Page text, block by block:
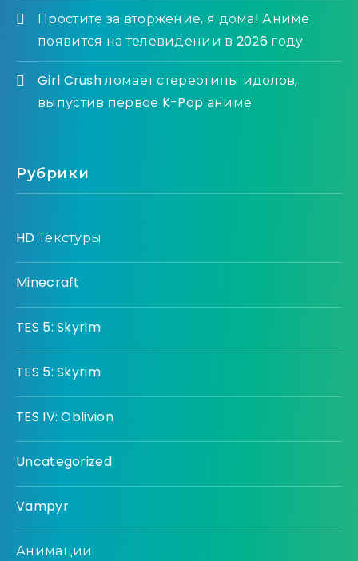
Простите за вторжение, я дома! Аниме
появится на телевидении в 2026 году
Girl Crush ломает стереотипы идолов,
выпустив первое K-Pop аниме
Рубрики
HD Текстуры
Minecraft
TES 5: Skyrim
TES 5: Skyrim
TES IV: Oblivion
Uncategorized
Vampyr
Анимации